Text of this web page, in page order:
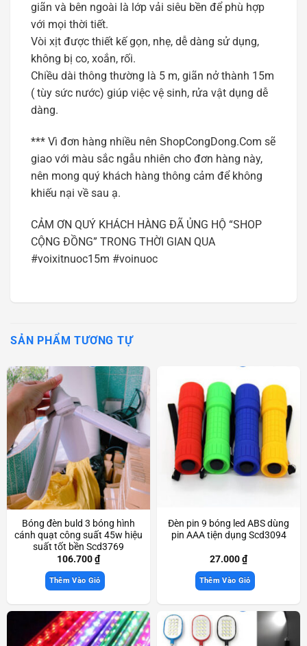
giãn và bên ngoài là lớp vải siêu bền để phù hợp
với mọi thời tiết.
Vòi xịt được thiết kế gọn, nhẹ, dễ dàng sử dụng,
không bị co, xoắn, rối.
Chiều dài thông thường là 5 m, giãn nở thành 15m
( tùy sức nước) giúp việc vệ sinh, rửa vật dụng dễ
dàng.
*** Vì đơn hàng nhiều nên ShopCongDong.Com sẽ
giao với màu sắc ngẫu nhiên cho đơn hàng này,
nên mong quý khách hàng thông cảm để không
khiếu nại về sau ạ.
CẢM ƠN QUÝ KHÁCH HÀNG ĐÃ ỦNG HỘ “SHOP
CỘNG ĐỒNG” TRONG THỜI GIAN QUA
#voixitnuoc15m #voinuoc
SẢN PHẨM TƯƠNG TỰ
Bóng đèn buld 3 bóng hình
cánh quạt công suất 45w hiệu
suất tốt bền Scd3769
106.700₫
Thêm Vào Giỏ
Đèn pin 9 bóng led ABS dùng
pin AAA tiện dụng Scd3094
27.000₫
Thêm Vào Giỏ